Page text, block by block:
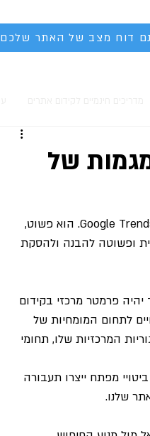
דוח מצב של האתר שלכם
של
- Google Trends. הוא פשוט,
ופשוטה להבנה ולהסקת
פרמטר מרכזי בקידום
לתחום המומחיות של
המרכזיות שלו, תחומי
מפתח ייצרו תעבורה
שלנו.